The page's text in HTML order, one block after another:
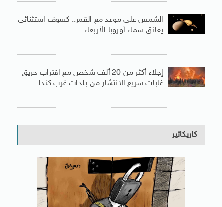
الشمس على موعد مع القمر.. كسوف استثنائى
يعانق سماء أوروبا الأربعاء
إجلاء أكثر من 20 ألف شخص مع اقتراب حريق
غابات سريع الانتشار من بلدات غرب كندا
كاريكاتير